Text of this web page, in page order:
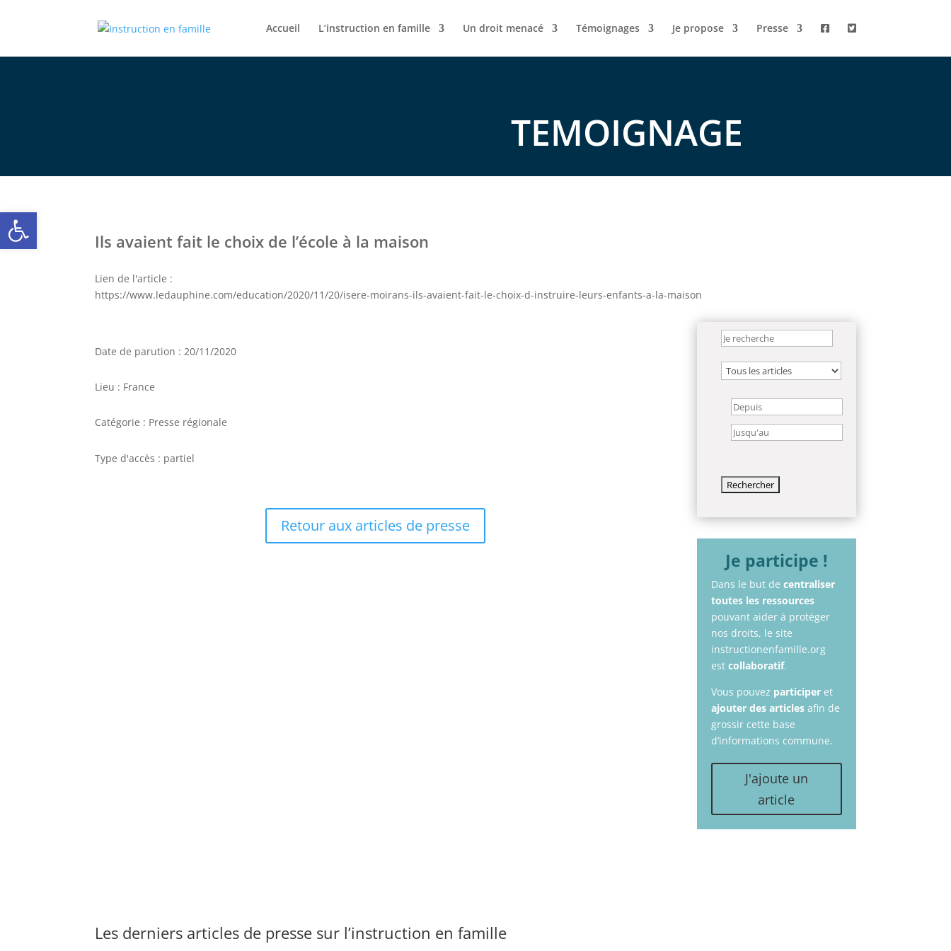
Accueil L’instruction en famille Un droit menacé Témoignages Je propose Presse
TEMOIGNAGE
Ils avaient fait le choix de l’école à la maison
Lien de l'article :
https://www.ledauphine.com/education/2020/11/20/isere-moirans-ils-avaient-fait-le-choix-d-instruire-leurs-enfants-a-la-maison
Date de parution : 20/11/2020
Lieu : France
Catégorie : Presse régionale
Type d'accès : partiel
Retour aux articles de presse
Je participe !
Dans le but decentraliser
toutes les ressources
pouvant aider à protéger
nos droits, le site
instructionenfamille.org
estcollaboratif.
Vous pouvez participer et
ajouter des articles afin de
grossir cette base
d’informations commune.
J'ajoute un
article
Les derniers articles de presse sur l’instruction en famille
Ouvrir la barre d’outils